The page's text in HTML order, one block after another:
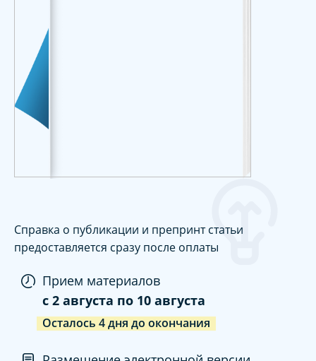
Справка о публикации и препринт статьи
предоставляется сразу после оплаты
Прием материалов
c 2 августа по 10 августа
Осталось 4дня до окончания